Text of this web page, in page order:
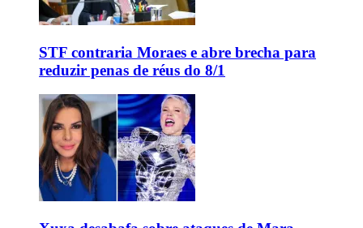
STF contraria Moraes e abre brecha para
reduzir penas de réus do 8/1